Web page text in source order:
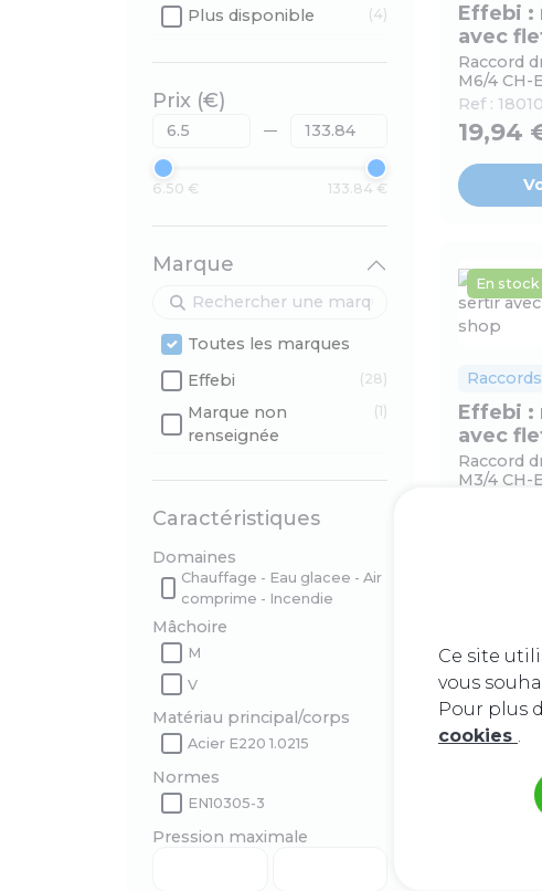
Plus disponible (4)
Prix (€)
6.50 € 133.84 €
Marque
Toutes les marques
Effebi
(28)
Marque non
renseignée
(1)
Caractéristiques
Domaines
Chauffage - Eau glacee - Air
comprime - Incendie
Mâchoire
M
V
Matériau principal/corps
Acier E220 1.0215
Normes
EN10305-3
Pression maximale
Effebi :
avec
Raccord
M6/4 CH-
Ref :
19,94
En stock
Raccords
Effebi :
avec
Raccord
M3/4 CH-
En stock
Raccords
Effebi
Ce site
vous
Pour plus
cookies